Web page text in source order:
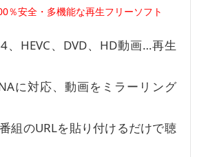
％安全・多機能な再生フリーソフト
、HEVC、DVD、HD動画…再生
に対応、動画をミラーリング
組のURLを貼り付けるだけで聴